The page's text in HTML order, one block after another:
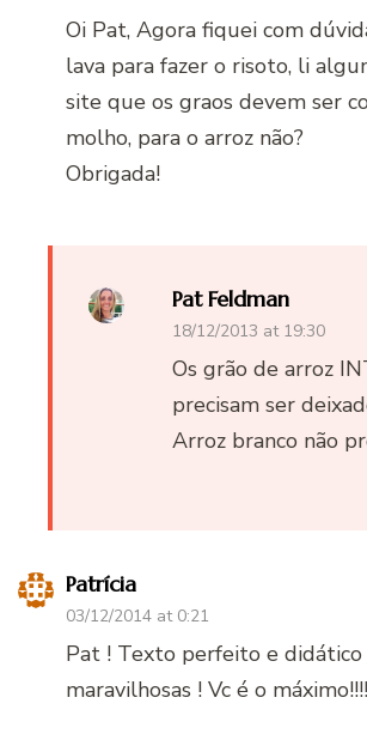
Oi Pat, Agora fiquei com
lava para fazer o risoto, li
site que os graos devem ser
molho, para o arroz não?
Obrigada!
Pat Feldman
18/12/2013 at 19:30
Os grão de arroz
precisam ser
Arroz branco não
Patrícia
03/12/2014 at 0:21
Pat ! Texto perfeito e didático
maravilhosas ! Vc é o